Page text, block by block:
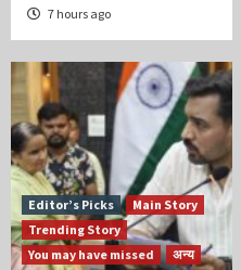
7 hours ago
Editor’s Picks
Main Story
Trending Story
You may have missed
अन्य